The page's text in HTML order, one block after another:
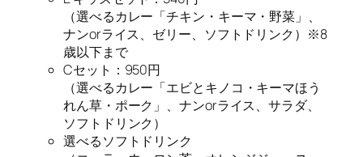
（選べるカレー「チキン・キーマ・野菜」、
ナンorライス、ゼリー、ソフトドリンク）※8
歳以下まで
Cセット：950円
（選べるカレー「エビとキノコ・キーマほう
れん草・ポーク」、ナンorライス、サラダ、
ソフトドリンク）
選べるソフトドリンク